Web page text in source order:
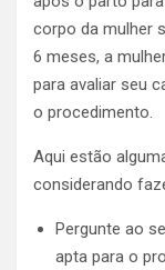
corpo da mulher
6 meses, a
para avaliar seu
o procedimento.
Aqui estão
considerando
Pergunte ao
apta para o